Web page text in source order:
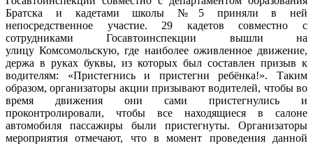
Братска и кадетами школы №5 приняли в ней
непосредственное участие. 29 кадетов совместно с
сотрудниками Госавтоинспекции вышли на
улицу Комсомольскую, где наиболее оживленное движение,
держа в руках буквы, из которых был составлен призыв к
водителям: «Пристегнись и пристегни ребёнка!». Таким
образом, организаторы акции призывают водителей, чтобы во
время движения они сами пристегнулись и
проконтролировали, чтобы все находящиеся в салоне
автомобиля пассажиры были пристегнуты. Организаторы
мероприятия отмечают, что в момент проведения данной